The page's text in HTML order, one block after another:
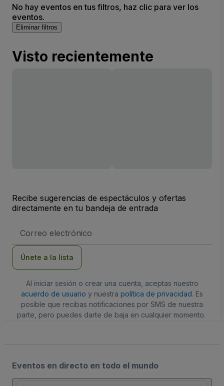
No hay eventos en tus filtros, haz clic para ver los
eventos.
Eliminar filtros
Visto recientemente
Recibe sugerencias de espectáculos y ofertas
directamente en tu bandeja de entrada
de
Únete a la lista
Al iniciar sesión o crear una cuenta, aceptas nuestro
acuerdo de usuario y nuestra política de privacidad. Es
posible que recibas notificaciones por SMS de nuestra
parte, pero puedes darte de baja en cualquier momento.
Eventos en directo en todo el mundo